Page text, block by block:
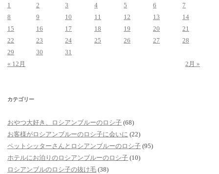
1
2 3 4 5 6
7
8
9 10 11 12 13
14
15
16 17 18 19 20
21
22
23 24 25 26 27
28
29
30
31
« 12月
2月 »
カテゴリー
おやつ大好き、ロシアンブルーのロシ子 (68)
お客様がロシアンブルーのロシ子に会いに (22)
ペットシッターさんとロシアンブルーのロシ子 (95)
ホテルにお泊りのロシアンブルーのロシ子 (10)
ロシアンブルのロシ子の抜け毛 (38)